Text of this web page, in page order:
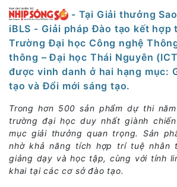
- Tại Giải thưởng
iBLS - Giải pháp Đào tạo kết hợp
Trường Đại học Công nghệ
thông – Đại học Thái Nguyên
được vinh danh ở hai hạng mục:
tạo và Đổi mới sáng tạo.
Trong hơn 500 sản phẩm dự thi
trường đại học duy nhất giành
mục giải thưởng quan trọng. Sản
nhờ khả năng tích hợp trí tuệ nhân
giảng dạy và học tập, cùng với tính
khai tại các cơ sở đào tạo.